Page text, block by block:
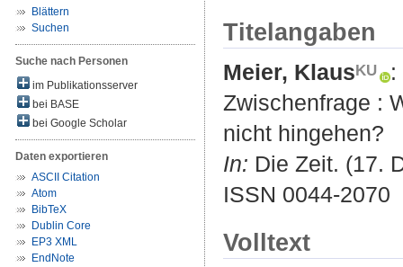
Blättern
Suchen
Suche nach Personen
im Publikationsserver
bei BASE
bei Google Scholar
Daten exportieren
ASCII Citation
Atom
BibTeX
Dublin Core
EP3 XML
EndNote
Titelangaben
Meier, Klaus
:
Zwischenfrage :
nicht hingehen?
In: Die Zeit. (17.
ISSN 0044-2070
Volltext